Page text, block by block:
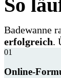
So
Badewanne
erfolgreich.
01
Online-